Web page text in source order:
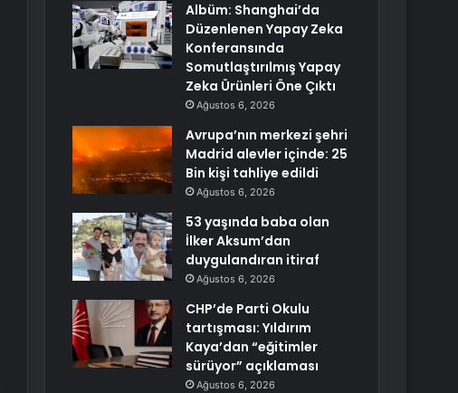
Albüm: Shanghai’da
Düzenlenen Yapay Zeka
Konferansında
Somutlaştırılmış Yapay
Zeka Ürünleri Öne Çıktı
Ağustos 6, 2026
Avrupa’nın merkezi şehri
Madrid alevler içinde: 25
Bin kişi tahliye edildi
Ağustos 6, 2026
53 yaşında baba olan
İlker Aksum’dan
duygulandıran itiraf
Ağustos 6, 2026
CHP’de Parti Okulu
tartışması: Yıldırım
Kaya’dan “eğitimler
sürüyor” açıklaması
Ağustos 6, 2026